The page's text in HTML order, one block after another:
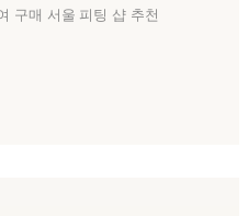
구매 서울 피팅 샵 추천